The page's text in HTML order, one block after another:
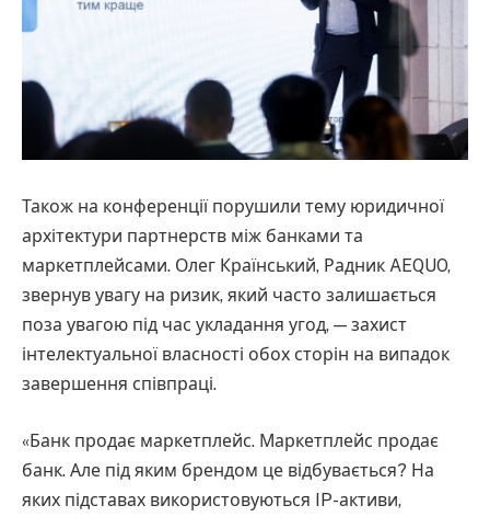
Також на конференції порушили тему юридичної
архітектури партнерств між банками та
маркетплейсами. Олег Країнський, Радник AEQUO,
звернув увагу на ризик, який часто залишається
поза увагою під час укладання угод, — захист
інтелектуальної власності обох сторін на випадок
завершення співпраці.
«Банк продає маркетплейс. Маркетплейс продає
банк. Але під яким брендом це відбувається? На
яких підставах використовуються IP-активи,